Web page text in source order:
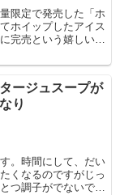
限定で発売した「ホ
ホイップしたアイス
完売という嬉しい結
ージュスープが
り
。時間にして、だい
くなるのですがじっ
つ調子がでないで